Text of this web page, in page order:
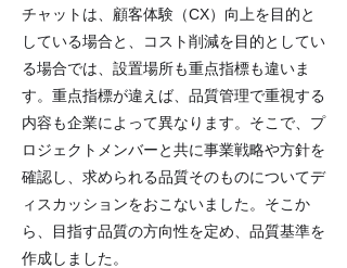
チャットは、顧客体験（CX）向上を目的と
している場合と、コスト削減を目的としてい
る場合では、設置場所も重点指標も違いま
す。重点指標が違えば、品質管理で重視する
内容も企業によって異なります。そこで、プ
ロジェクトメンバーと共に事業戦略や方針を
確認し、求められる品質そのものについてデ
ィスカッションをおこないました。そこか
ら、目指す品質の方向性を定め、品質基準を
作成しました。​